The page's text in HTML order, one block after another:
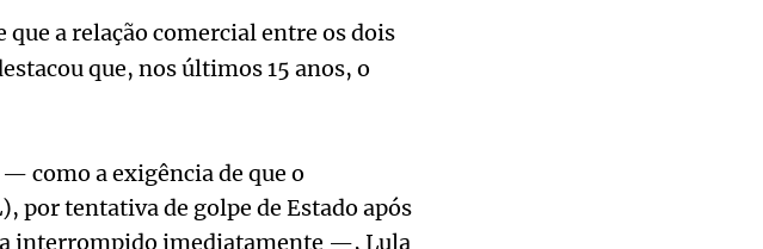
que a relação comercial entre os dois
que, nos últimos 15 anos, o
como a exigência de que o
por tentativa de golpe de Estado após
interrompido imediatamente —, Lula